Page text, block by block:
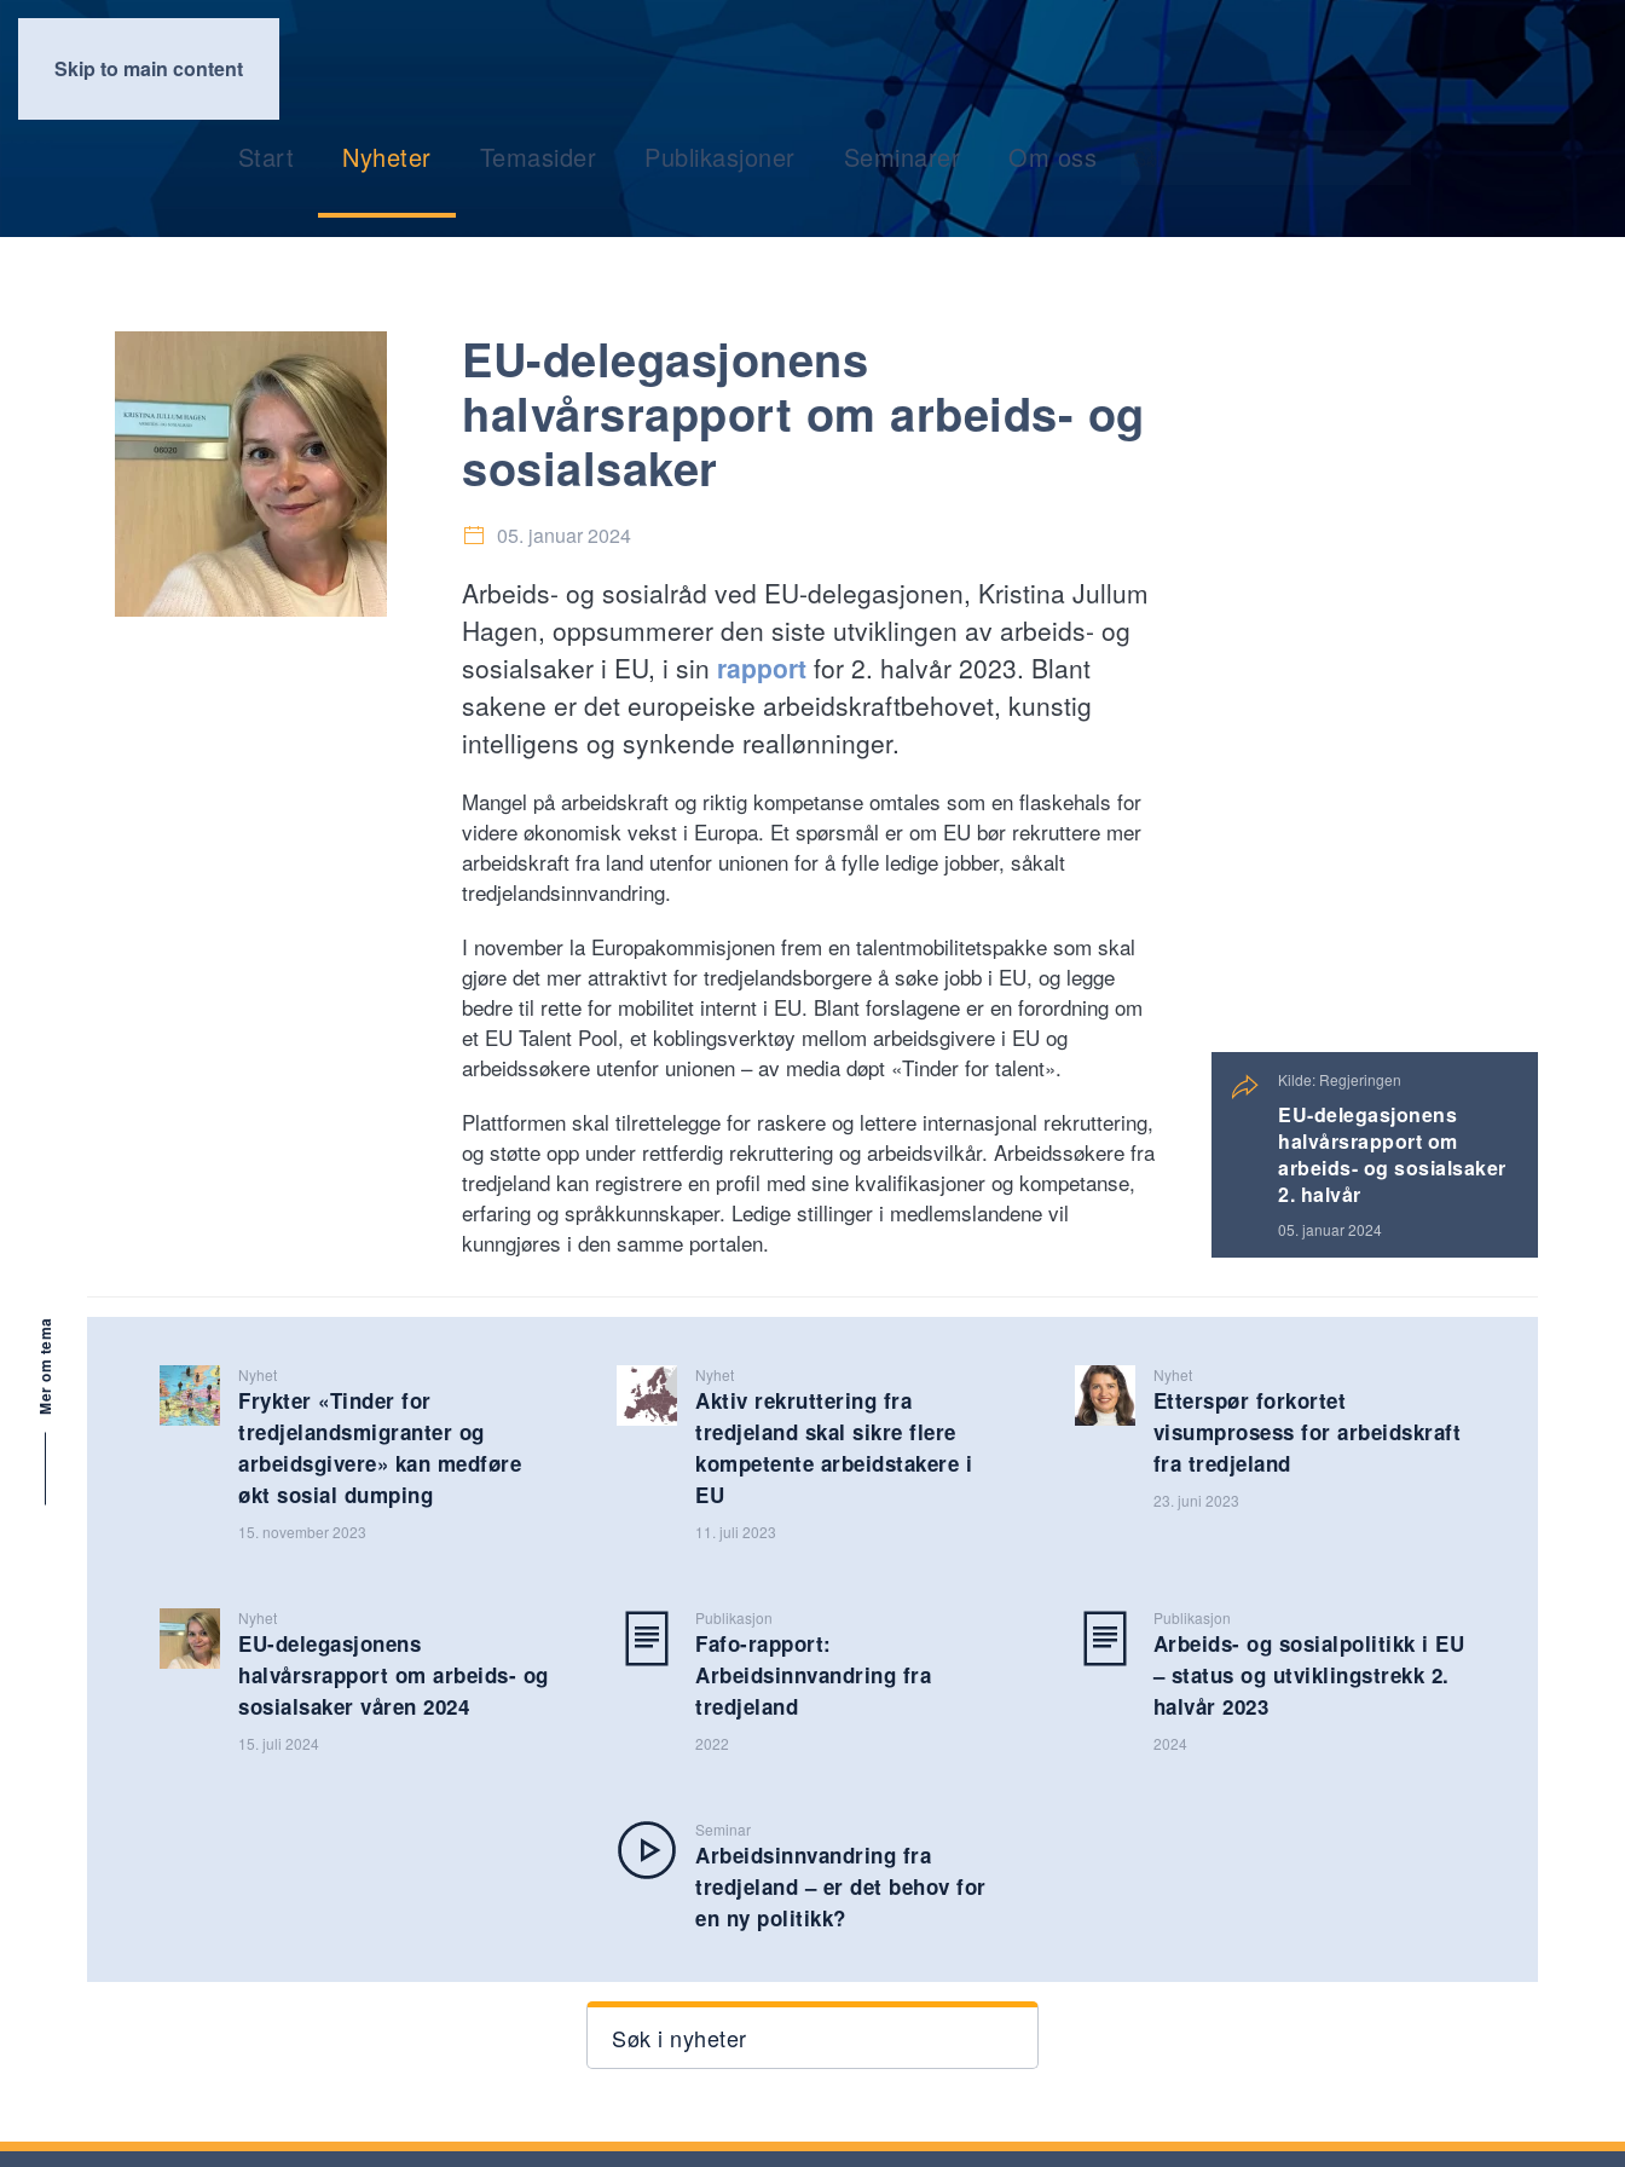
Skip to main content
Start Nyheter Temasider Publikasjoner Seminarer Om oss
EU-delegasjonens
halvårsrapport om arbeids- og
sosialsaker
05. januar 2024
Arbeids- og sosialråd ved EU-delegasjonen, Kristina Jullum
Hagen, oppsummerer den siste utviklingen av arbeids- og
sosialsaker i EU, i sin rapport for 2. halvår 2023. Blant
sakene er det europeiske arbeidskraftbehovet, kunstig
intelligens og synkende reallønninger.
Mangel på arbeidskraft og riktig kompetanse omtales som en flaskehals for
videre økonomisk vekst i Europa. Et spørsmål er om EU bør rekruttere mer
arbeidskraft fra land utenfor unionen for å fylle ledige jobber, såkalt
tredjelandsinnvandring.
I november la Europakommisjonen frem en talentmobilitetspakke som skal
gjøre det mer attraktivt for tredjelandsborgere å søke jobb i EU, og legge
bedre til rette for mobilitet internt i EU. Blant forslagene er en forordning om
et EU Talent Pool, et koblingsverktøy mellom arbeidsgivere i EU og
arbeidssøkere utenfor unionen – av media døpt «Tinder for talent».
Plattformen skal tilrettelegge for raskere og lettere internasjonal rekruttering,
og støtte opp under rettferdig rekruttering og arbeidsvilkår. Arbeidssøkere fra
tredjeland kan registrere en profil med sine kvalifikasjoner og kompetanse,
erfaring og språkkunnskaper. Ledige stillinger i medlemslandene vil
kunngjøres i den samme portalen.
Kilde: Regjeringen
EU-delegasjonens
halvårsrapport om
arbeids- og sosialsaker
2. halvår
05. januar 2024
Nyhet
Frykter «Tinder for
tredjelandsmigranter og
arbeidsgivere» kan medføre
økt sosial dumping
15. november 2023
Nyhet
Aktiv rekruttering fra
tredjeland skal sikre flere
kompetente arbeidstakere i
EU
11. juli 2023
Nyhet
Etterspør forkortet
visumprosess for arbeidskraft
fra tredjeland
23. juni 2023
Nyhet
EU-delegasjonens
halvårsrapport om arbeids- og
sosialsaker våren 2024
15. juli 2024
Publikasjon
Fafo-rapport:
Arbeidsinnvandring fra
tredjeland
2022
Publikasjon
Arbeids- og sosialpolitikk i EU
– status og utviklingstrekk 2.
halvår 2023
2024
Seminar
Arbeidsinnvandring fra
tredjeland – er det behov for
en ny politikk?
Mer om tema
Søk i nyheter